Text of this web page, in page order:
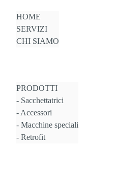
HOME
SERVIZI
CHI SIAMO
PRODOTTI
Sacchettatrici
Accessori
Macchine speciali
Retrofit